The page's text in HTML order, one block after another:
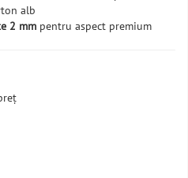
alb
2 mm pentru aspect premium